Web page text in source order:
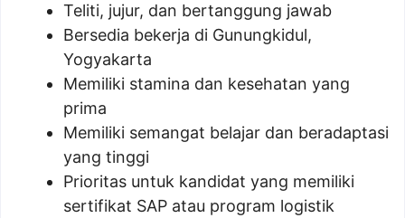
Teliti, jujur, dan bertanggung jawab
Bersedia bekerja di Gunungkidul,
Yogyakarta
Memiliki stamina dan kesehatan yang
prima
Memiliki semangat belajar dan beradaptasi
yang tinggi
Prioritas untuk kandidat yang memiliki
sertifikat SAP atau program logistik